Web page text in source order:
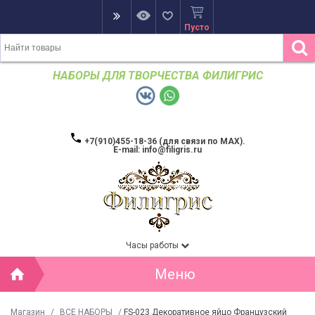
Пусто
НАБОРЫ ДЛЯ ТВОРЧЕСТВА ФИЛИГРИС
+7(910)455-18-36 (для связи по MAX).
E-mail: info@filigris.ru
Часы работы
Меню
Магазин / ВСЕ НАБОРЫ / FS-023 Декоративное яйцо Французский